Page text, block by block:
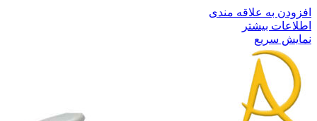
افزودن به علاقه مندی
اطلاعات بیشتر
نمایش سریع